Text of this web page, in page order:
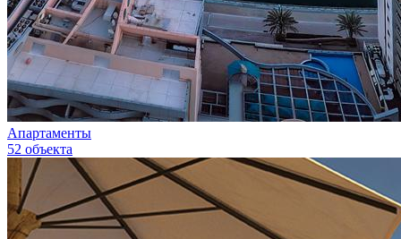
Апартаменты
52 объекта